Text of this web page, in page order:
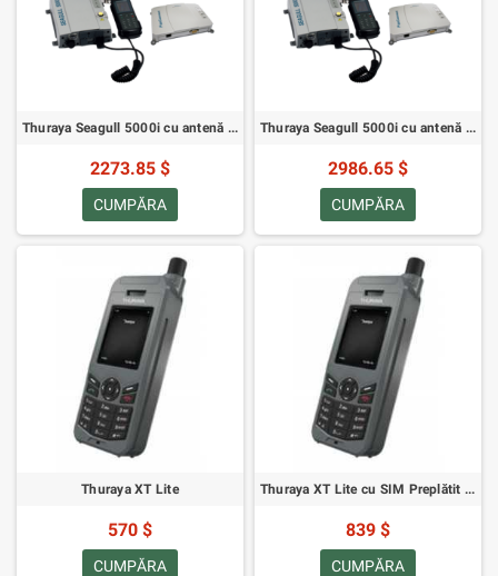
Thuraya Seagull 5000i cu antenă pasivă și cablu de antenă de 5m
2273.85 $
CUMPĂRA
Thuraya Seagull 5000i cu antenă activă și cablu de antenă de 10 m
2986.65 $
CUMPĂRA
Thuraya XT Lite
570 $
CUMPĂRA
Thuraya XT Lite cu SIM Preplătit și 160 de Unități
839 $
CUMPĂRA